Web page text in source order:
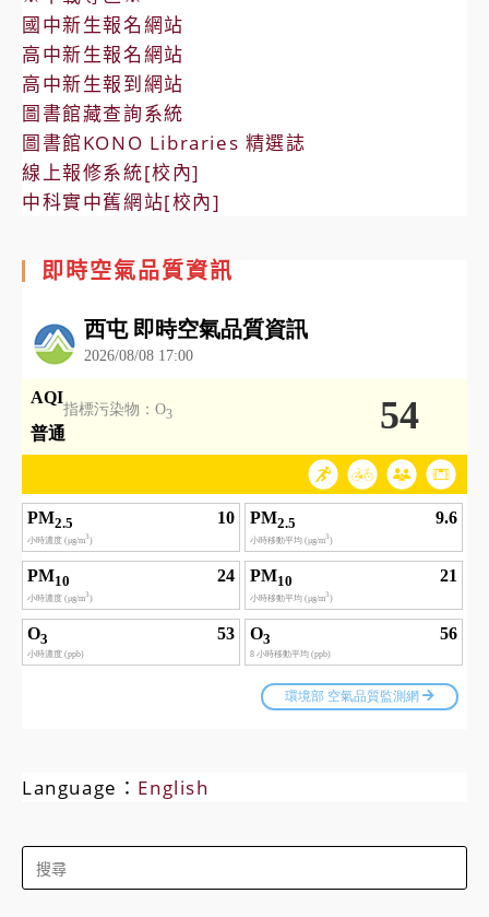
國中新生報名網站
高中新生報名網站
高中新生報到網站
圖書館藏查詢系統
圖書館KONO Libraries 精選誌
線上報修系統[校內]
中科實中舊網站[校內]
即時空氣品質資訊
Language： English
Search
for: